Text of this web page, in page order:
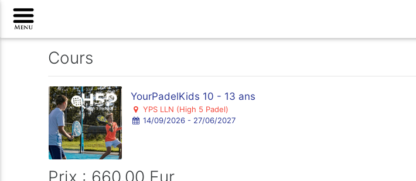
Cours
YourPadelKids 10 - 13 ans
YPS LLN (High 5 Padel)
14/09/2026 - 27/06/2027
Prix : 660.00 Eur